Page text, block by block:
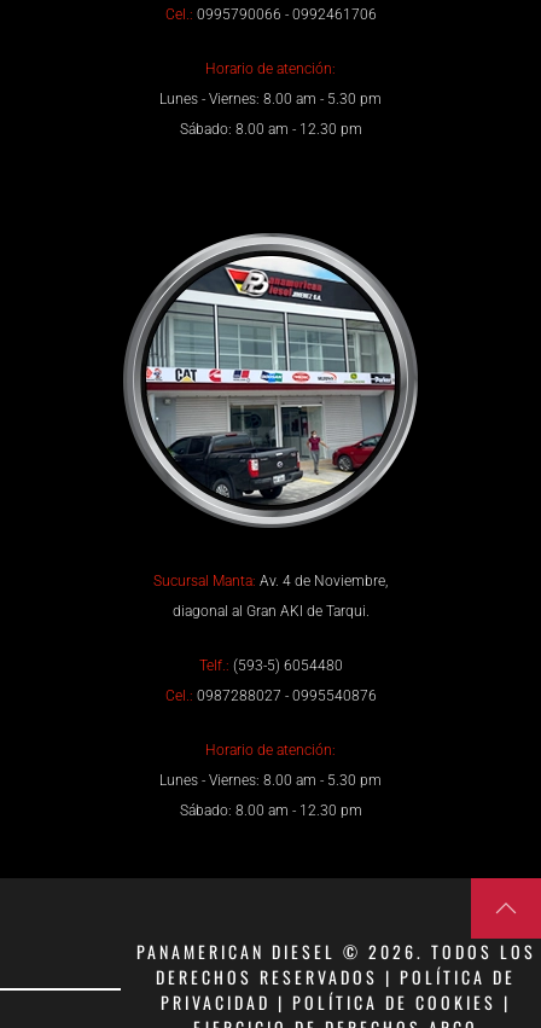
Cel.: 0995790066 - 0992461706
Horario de atención:
Lunes - Viernes: 8.00 am - 5.30 pm
Sábado: 8.00 am - 12.30 pm
Sucursal Manta: Av. 4 de Noviembre,
diagonal al Gran AKI de Tarqui.
Telf.: (593-5) 6054480
Cel.: 0987288027 - 0995540876
Horario de atención:
Lunes - Viernes: 8.00 am - 5.30 pm
Sábado: 8.00 am - 12.30 pm
PANAMERICAN DIESEL © 2026. TODOS LOS
DERECHOS RESERVADOS | POLÍTICA DE
PRIVACIDAD | POLÍTICA DE COOKIES |